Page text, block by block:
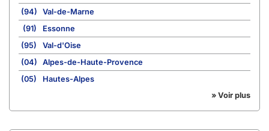
(94)
Val-de-Marne
(91)
Essonne
(95)
Val-d'Oise
(04)
Alpes-de-Haute-Provence
(05)
Hautes-Alpes
» Voir plus